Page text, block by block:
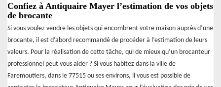
Confiez à Antiquaire Mayer l’estimation de vos objets
de brocante
Si vous voulez vendre les objets qui encombrent votre maison auprès d’une
brocante, il est d’abord recommandé de procéder à l’estimation de leurs
valeurs. Pour la réalisation de cette tâche, qui de mieux qu’un brocanteur
professionnel peut vous aider ? Si vous habitez dans la ville de
Faremoutiers, dans le 77515 ou ses environs, il vous est possible de